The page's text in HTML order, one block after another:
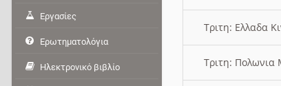
Τριτη: Ελλαδα
Τριτη:
Εργασίες
Ερωτηματολόγια
Ηλεκτρονικό βιβλίο